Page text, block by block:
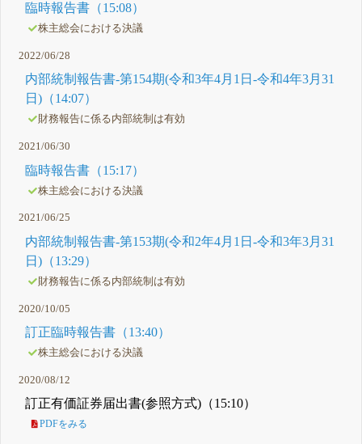
臨時報告書（15:08）
株主総会における決議
2022/06/28
内部統制報告書-第154期(令和3年4月1日-令和4年3月31
日)（14:07）
財務報告に係る内部統制は有効
2021/06/30
臨時報告書（15:17）
株主総会における決議
2021/06/25
内部統制報告書-第153期(令和2年4月1日-令和3年3月31
日)（13:29）
財務報告に係る内部統制は有効
2020/10/05
訂正臨時報告書（13:40）
株主総会における決議
2020/08/12
訂正有価証券届出書(参照方式)（15:10）
PDFをみる